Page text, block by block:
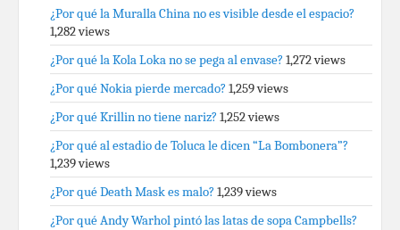
¿Por qué la Muralla China no es visible desde el espacio?
1,282 views
¿Por qué la Kola Loka no se pega al envase? 1,272 views
¿Por qué Nokia pierde mercado? 1,259 views
¿Por qué Krillin no tiene nariz? 1,252 views
¿Por qué al estadio de Toluca le dicen “La Bombonera”?
1,239 views
¿Por qué Death Mask es malo? 1,239 views
¿Por qué Andy Warhol pintó las latas de sopa Campbells?